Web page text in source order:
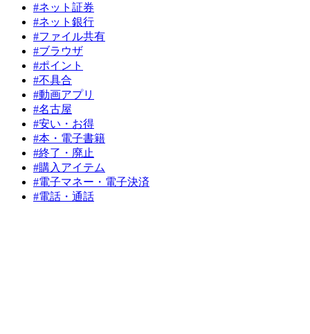
#ネット証券
#ネット銀行
#ファイル共有
#ブラウザ
#ポイント
#不具合
#動画アプリ
#名古屋
#安い・お得
#本・電子書籍
#終了・廃止
#購入アイテム
#電子マネー・電子決済
#電話・通話